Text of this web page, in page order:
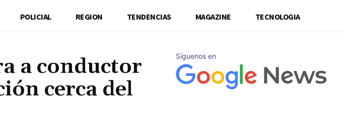
POLICIAL REGION TENDENCIAS MAGAZINE TECNOLOGIA
a conductor
cerca del
Síguenos en